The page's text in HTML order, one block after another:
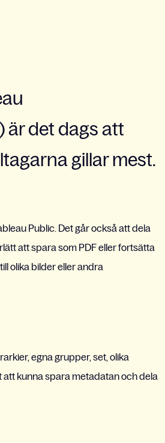
är det dags att
gillar mest.
Public. Det går också att dela
att spara som PDF eller fortsätta
olika bilder eller andra
egna grupper, set, olika
kunna spara metadatan och dela